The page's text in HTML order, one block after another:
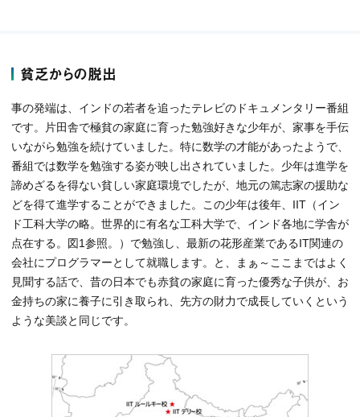
貧乏からの脱出
事の発端は、インドの若者を追ったテレビのドキュメンタリー番組
です。片田舎で極貧の家庭に育った勉強好きな少年が、家事を手伝
いながら勉強を続けていました。特に数学の才能があったようで、
番組では数学を勉強する姿が映し出されていました。少年は進学を
諦めざるを得ない貧しい家庭環境でしたが、地元の篤志家の援助な
どを得て進学することができました。この少年は後年、IIT（イン
ド工科大学の略。世界的に有名な工科大学で、インド各地に学舎が
点在する。図1参照。）で勉強し、最新の花形産業であるIT関連の
会社にプログラマーとして就職します。と、まぁ～ここまではよく
見聞する話で、昔の日本でも赤貧の家庭に育った優秀な子供が、お
金持ちの家に養子に引き取られ、先方の財力で成長していくという
ような美談と同じです。